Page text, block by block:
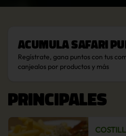
AcumulaSafari
Regístrate, gana puntos con tus
canjealos por productos y más
PRINCIPALES